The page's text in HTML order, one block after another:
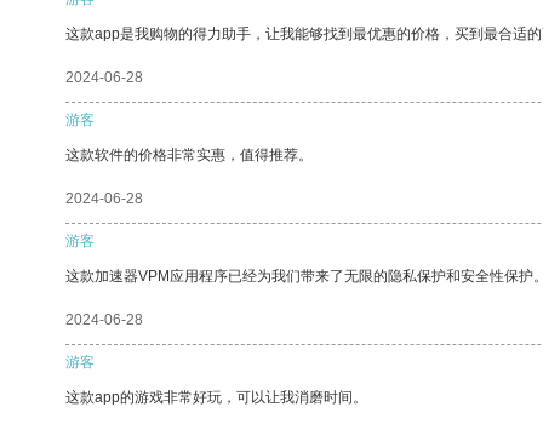
这款app是我购物的得力助手，让我能够找到最优惠的价格，买到最合适的
2024-06-28
游客
这款软件的价格非常实惠，值得推荐。
2024-06-28
游客
这款加速器VPM应用程序已经为我们带来了无限的隐私保护和安全性保护。
2024-06-28
游客
这款app的游戏非常好玩，可以让我消磨时间。